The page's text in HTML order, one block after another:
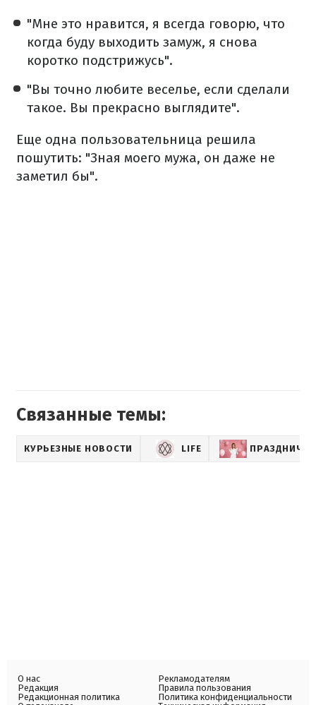
"Мне это нравится, я всегда говорю, что
когда буду выходить замуж, я снова
коротко подстрижусь".
"Вы точно любите веселье, если сделали
такое. Вы прекрасно выглядите".
Еще одна пользовательница решила
пошутить: "Зная моего мужа, он даже не
заметил бы".
Связанные темы:
КУРЬЕЗНЫЕ НОВОСТИ LIFE
О нас
Редакция
Редакционная политика
Рекламодателям
Правила пользования
Политика конфиденциальности